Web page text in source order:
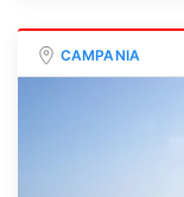
CAMPANIA